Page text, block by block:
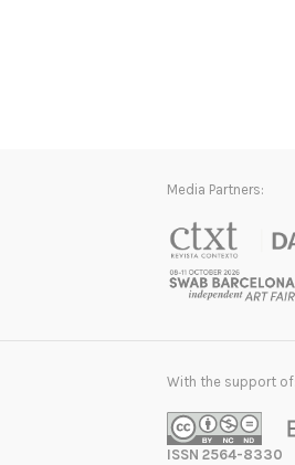
Media Partners:
With the support of:
ISSN 2564-8330